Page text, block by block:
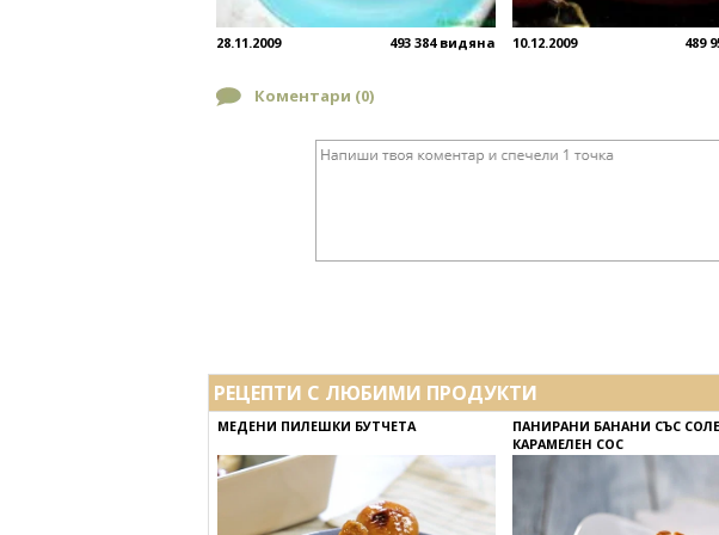
28.11.2009 493 384 видяна 10.12.2009 489
Коментари (0)
РЕЦЕПТИ С ЛЮБИМИ ПРОДУКТИ
МЕДЕНИ ПИЛЕШКИ БУТЧЕТА
ПАНИРАНИ БАНАНИ СЪС
КАРАМЕЛЕН СОС